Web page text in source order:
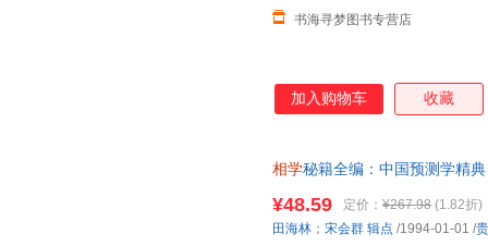
书海寻梦图书专营店
加入购物车 收藏
相学秘籍全编：中国预测学精
¥48.59 定价： ¥267.98 (1.82折)
田海林 ； 宋会群 辑点 /1994-01-01 /